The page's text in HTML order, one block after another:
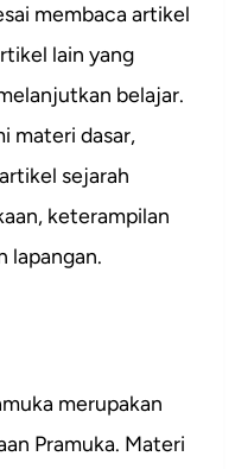
membaca artikel
lain yang
belajar.
materi dasar,
sejarah
keterampilan
lapangan.
merupakan
Pramuka. Materi